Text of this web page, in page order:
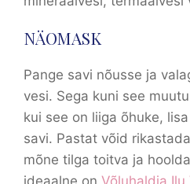
NÄOMASK
Pange savi nõusse ja
vesi. Sega kuni see
kui see on liiga õhuke,
savi. Pastat võid
mõne tilga toitva ja
ideaalne on Võluhaldja Ilu